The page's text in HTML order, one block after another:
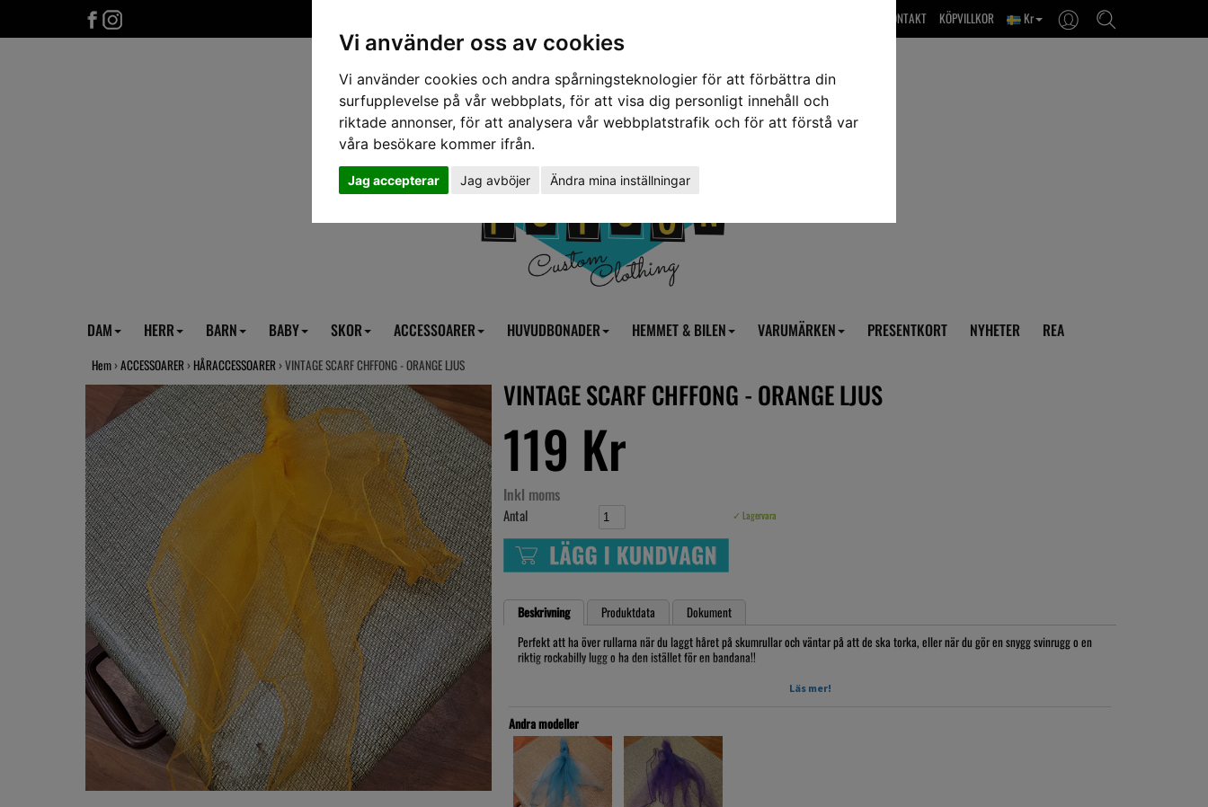
Vi använder oss av cookies
Vi använder cookies och andra spårningsteknologier för att förbättra din
surfupplevelse på vår webbplats, för att visa dig personligt innehåll och
riktade annonser, för att analysera vår webbplatstrafik och för att förstå var
våra besökare kommer ifrån.
Jag accepterar Jag avböjer Ändra mina inställningar
Kr
KÖPVILLKOR
OM OSS & KONTAKT
DAM HERR BARN BABY SKOR ACCESSOARER HUVUDBONADER HEMMET & BILEN VARUMÄRKEN PRESENTKORT NYHETER REA
Hem ›ACCESSOARER › HÅRACCESSOARER › VINTAGE SCARF CHFFONG - ORANGE LJUS
VINTAGE SCARF CHFFONG - ORANGE LJUS
119 Kr
Inkl moms
Antal ✓ Lagervara
Beskrivning Produktdata
Dokument
Perfekt att ha över rullarna när du laggt håret på skumrullar och väntar på att de ska torka, eller när du gör en snygg svinrugg o en
riktig rockabilly lugg o ha den istället för en bandana!!
100%Polyester
Artikelnr: SCARF019
Läs mer!
Andra modeller